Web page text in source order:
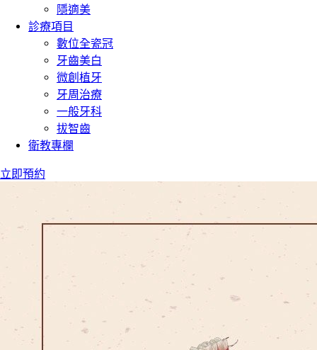
隱適美
診療項目
數位全瓷冠
牙齒美白
微創植牙
牙周治療
一般牙科
拔智齒
衛教專欄
立即預約